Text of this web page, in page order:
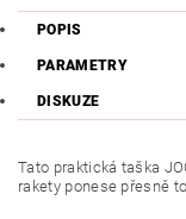
POPIS
PARAMETRY
DISKUZE
Tato praktická taška
rakety ponese přesně